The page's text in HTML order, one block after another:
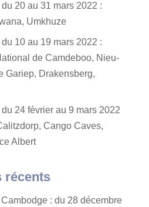
20 au 31 mars 2022 :
Umkhuze
10 au 19 mars 2022 :
de Camdeboo, Nieu-
Gariep, Drakensberg,
24 février au 9 mars 2022
Cango Caves,
Albert
récents
: du 28 décembre